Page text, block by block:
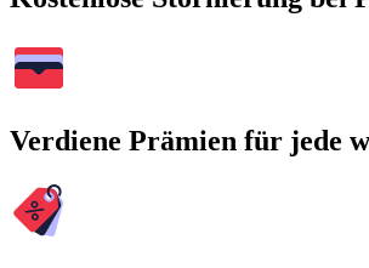
Verdiene Prämien für jede